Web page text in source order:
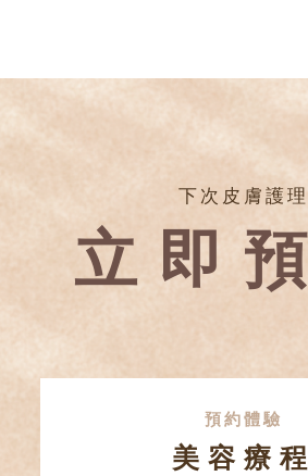
下次皮膚護理
立即
預約體驗
美容療程